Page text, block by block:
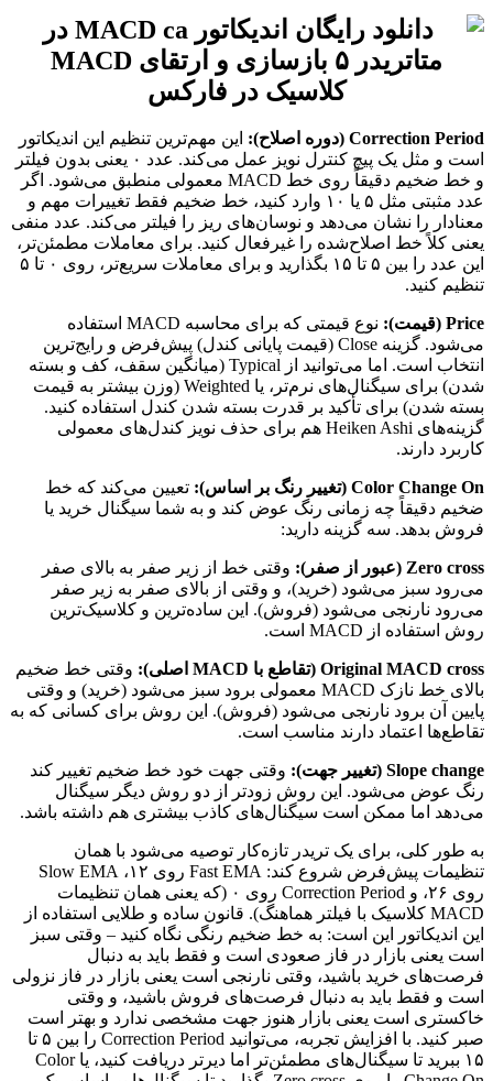
Correction Period (دوره اصلاح):
این مهم‌ترین تنظیم این اندیکاتور
است و مثل یک پیچ کنترل نویز عمل می‌کند. عدد ۰ یعنی بدون فیلتر
و خط ضخیم دقیقاً روی خط MACD معمولی منطبق می‌شود. اگر
عدد مثبتی مثل ۵ یا ۱۰ وارد کنید، خط ضخیم فقط تغییرات مهم و
معنادار را نشان می‌دهد و نوسان‌های ریز را فیلتر می‌کند. عدد منفی
یعنی کلاً خط اصلاح‌شده را غیرفعال کنید. برای معاملات مطمئن‌تر،
این عدد را بین ۵ تا ۱۵ بگذارید و برای معاملات سریع‌تر، روی ۰ تا ۵
تنظیم کنید.
Price (قیمت):
نوع قیمتی که برای محاسبه MACD استفاده
می‌شود. گزینه Close (قیمت پایانی کندل) پیش‌فرض و رایج‌ترین
انتخاب است. اما می‌توانید از Typical (میانگین سقف، کف و بسته
شدن) برای سیگنال‌های نرم‌تر، یا Weighted (وزن بیشتر به قیمت
بسته شدن) برای تأکید بر قدرت بسته شدن کندل استفاده کنید.
گزینه‌های Heiken Ashi هم برای حذف نویز کندل‌های معمولی
کاربرد دارند.
Color Change On (تغییر رنگ بر اساس):
تعیین می‌کند که خط
ضخیم دقیقاً چه زمانی رنگ عوض کند و به شما سیگنال خرید یا
فروش بدهد. سه گزینه دارید:
Zero cross (عبور از صفر):
وقتی خط از زیر صفر به بالای صفر
می‌رود سبز می‌شود (خرید)، و وقتی از بالای صفر به زیر صفر
می‌رود نارنجی می‌شود (فروش). این ساده‌ترین و کلاسیک‌ترین
روش استفاده از MACD است.
Original MACD cross (تقاطع با MACD اصلی):
وقتی خط ضخیم
بالای خط نازک MACD معمولی برود سبز می‌شود (خرید) و وقتی
پایین آن برود نارنجی می‌شود (فروش). این روش برای کسانی که به
تقاطع‌ها اعتماد دارند مناسب است.
Slope change (تغییر جهت):
وقتی جهت خود خط ضخیم تغییر کند
رنگ عوض می‌شود. این روش زودتر از دو روش دیگر سیگنال
می‌دهد اما ممکن است سیگنال‌های کاذب بیشتری هم داشته باشد.
به طور کلی، برای یک تریدر تازه‌کار توصیه می‌شود با همان
تنظیمات پیش‌فرض شروع کند: Fast EMA روی ۱۲، Slow EMA
روی ۲۶، و Correction Period روی ۰ (که یعنی همان تنظیمات
MACD کلاسیک با فیلتر هماهنگ). قانون ساده و طلایی استفاده از
این اندیکاتور این است: به خط ضخیم رنگی نگاه کنید – وقتی سبز
است یعنی بازار در فاز صعودی است و فقط باید به دنبال
فرصت‌های خرید باشید، وقتی نارنجی است یعنی بازار در فاز نزولی
است و فقط باید به دنبال فرصت‌های فروش باشید، و وقتی
خاکستری است یعنی بازار هنوز جهت مشخصی ندارد و بهتر است
صبر کنید. با افزایش تجربه، می‌توانید Correction Period را بین ۵ تا
۱۵ ببرید تا سیگنال‌های مطمئن‌تر اما دیرتر دریافت کنید، یا Color